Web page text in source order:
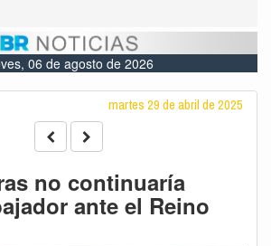
06 de agosto de 2026
martes 29 de abril de 2025
no continuaría
ante el Reino